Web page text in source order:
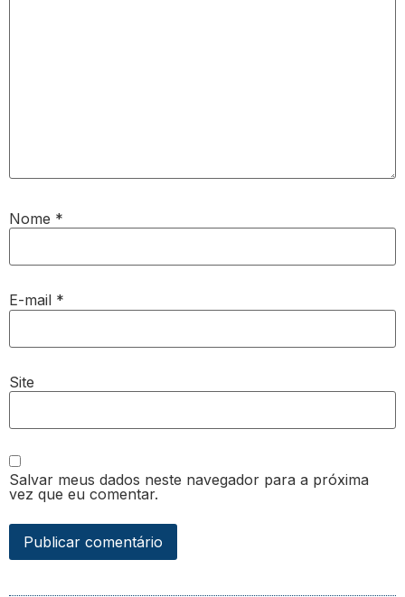
Nome *
E-mail *
Site
Salvar meus dados neste navegador para a próxima
vez que eu comentar.